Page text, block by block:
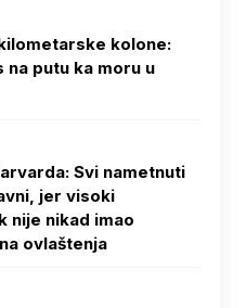
kolone:
na putu ka moru u
Svi nametnuti
jer visoki
nije nikad imao
ovlaštenja